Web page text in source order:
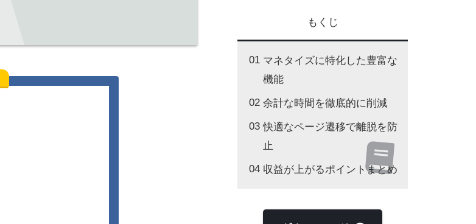
もくじ
マネタイズに特化した豊富な
機能
余計な時間を徹底的に削減
快適なページ遷移で離脱を防
止
収益が上がるポイントまとめ